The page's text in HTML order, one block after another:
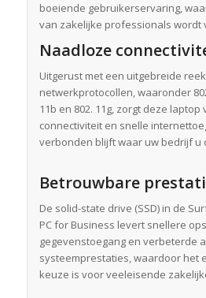
boeiende gebruikerservaring,
van zakelijke professionals wordt
Naadloze
Uitgerust met een uitgebreide
netwerkprotocollen, waaronder
11b en 802. 11g, zorgt deze
connectiviteit en snelle
verbonden blijft waar uw bedrijf u
Betrouwbare
De solid-state drive (SSD) in de
PC for Business levert snellere
gegevenstoegang en verbeterde
systeemprestaties, waardoor het
keuze is voor veeleisende